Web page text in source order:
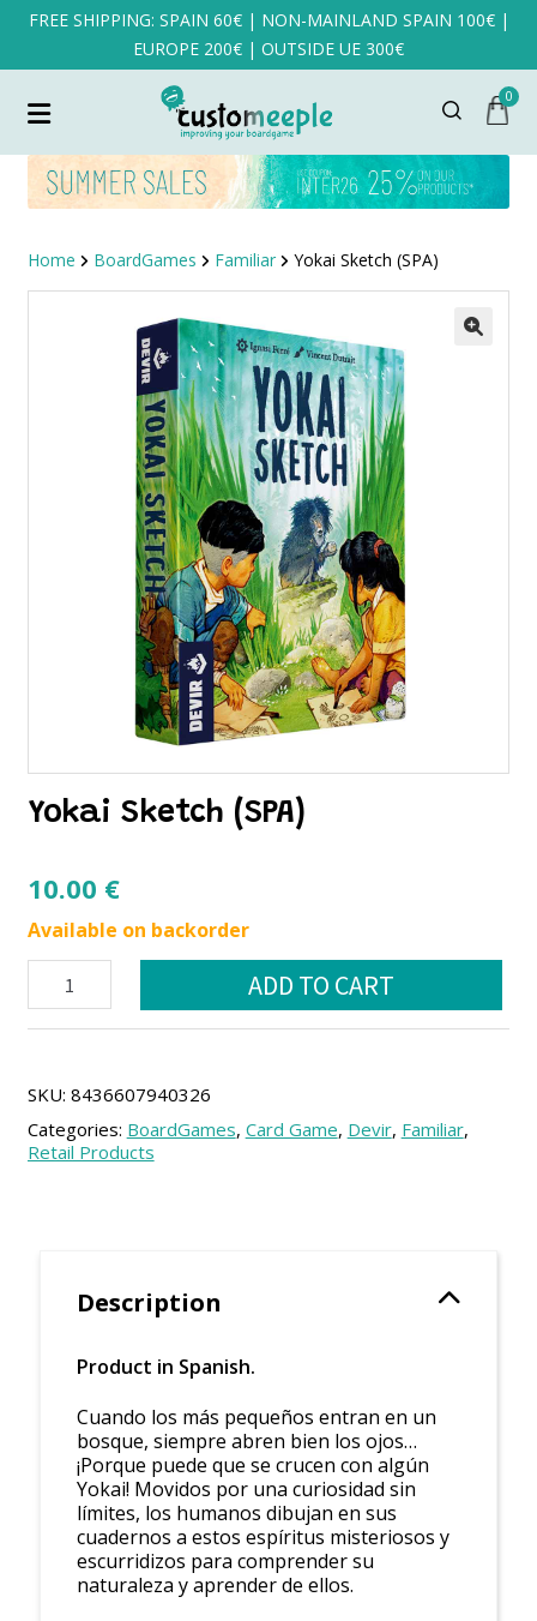
FREE SHIPPING: SPAIN 60€ | NON-MAINLAND SPAIN 100€ |
EUROPE 200€ | OUTSIDE UE 300€
0
Home BoardGames Familiar Yokai Sketch (SPA)
Yokai Sketch (SPA)
10.00 €
Available on backorder
Yokai
Sketch
(SPA)
ADD TO CART
SKU: 8436607940326
Categories: BoardGames, Card Game, Devir, Familiar,
Retail Products
Description
Product in Spanish.
Cuando los más pequeños entran en un
bosque, siempre abren bien los ojos…
¡Porque puede que se crucen con algún
Yokai! Movidos por una curiosidad sin
límites, los humanos dibujan en sus
cuadernos a estos espíritus misteriosos y
escurridizos para comprender su
naturaleza y aprender de ellos.